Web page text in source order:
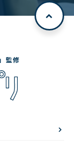
監修